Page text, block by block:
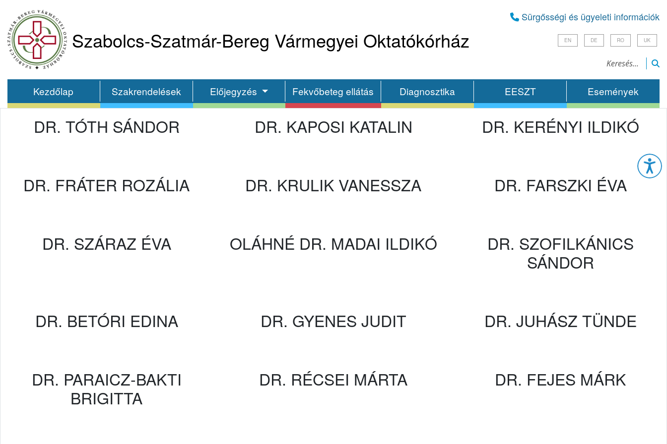
Szabolcs-Szatmár-Bereg Vármegyei Oktatókórház
Sürgősségi és ügyeleti információk
EN DE RO UK
Kezdőlap Szakrendelések Előjegyzés Fekvőbeteg ellátás Diagnosztika EESZT Események
DR. TÓTH SÁNDOR DR. KAPOSI KATALIN DR. KERÉNYI ILDIKÓ
DR. FRÁTER ROZÁLIA DR. KRULIK VANESSZA DR. FARSZKI ÉVA
DR. SZÁRAZ ÉVA OLÁHNÉ DR. MADAI ILDIKÓ
DR. SZOFILKÁNICS
SÁNDOR
DR. BETÓRI EDINA DR. GYENES JUDIT DR. JUHÁSZ TÜNDE
DR. PARAICZ-BAKTI
BRIGITTA
DR. RÉCSEI MÁRTA DR. FEJES MÁRK